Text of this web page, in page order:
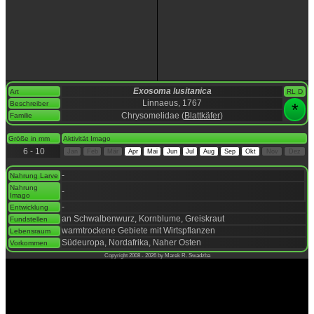
Art Exosoma lusitanica
RL D
Beschreiber
Linnaeus, 1767 *
Familie Chrysomelidae (Blattkäfer)
Größe in mm Aktivität Imago
6 - 10 Apr Mai Jun Jul Aug Sep Okt Dez
Nahrung Larve -
Nahrung
Imago
-
Entwicklung -
Fundstellen an Schwalbenwurz, Kornblume, Greiskraut
Lebensraum warmtrockene Gebiete mit Wirtspflanzen
Vorkommen Südeuropa, Nordafrika, Naher Osten
Copyright 2008 - 2026 by Marek R. Swadzba